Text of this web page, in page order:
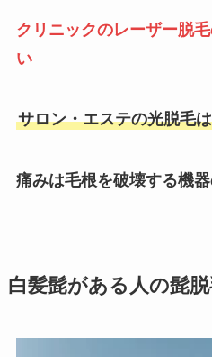
クリニックのレーザー脱
い
サロン・エステの光脱毛
痛みは毛根を破壊する機
白髪髭がある人の髭